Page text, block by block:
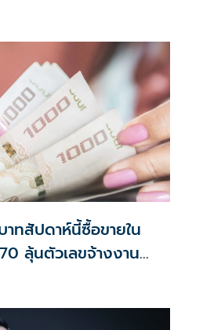
าทสัปดาห์นี้ซื้อขายใน
ลุ้นตัวเลขจ้างงาน